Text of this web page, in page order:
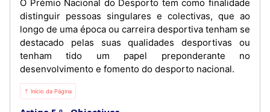
O Prémio Nacional do Desporto tem como finalidade
distinguir pessoas singulares e colectivas, que ao
longo de uma época ou carreira desportiva tenham se
destacado pelas suas qualidades desportivas ou
tenham tido um papel preponderante no
desenvolvimento e fomento do desporto nacional.
⇡ Início da Página